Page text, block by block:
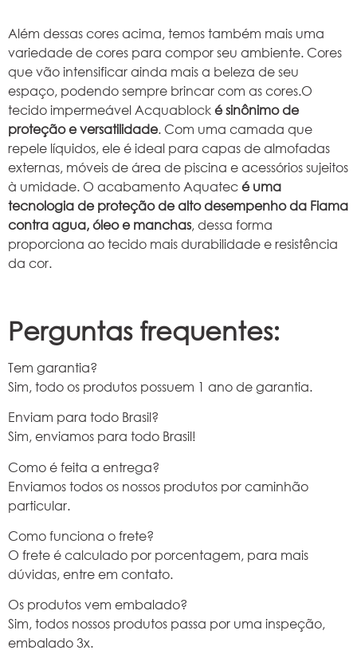
Além dessas cores acima, temos também mais uma
variedade de cores para compor seu ambiente. Cores
que vão intensificar ainda mais a beleza de seu
espaço, podendo sempre brincar com as cores.O
tecido impermeável Acquablocké sinônimo de
proteção e versatilidade. Com uma camada que
repele líquidos, ele é ideal para capas de almofadas
externas, móveis de área de piscina e acessórios sujeitos
à umidade. O acabamento Aquatecé uma
tecnologia de proteção de alto desempenho da Fiama
contra agua, óleo e manchas, dessa forma
proporciona ao tecido mais durabilidade e resistência
da cor.
Perguntas frequentes:
Tem garantia?
Sim, todo os produtos possuem 1 ano de garantia.
Enviam para todo Brasil?
Sim, enviamos para todo Brasil!
Como é feita a entrega?
Enviamos todos os nossos produtos por caminhão
particular.
Como funciona o frete?
O frete é calculado por porcentagem, para mais
dúvidas, entre em contato.
Os produtos vem embalado?
Sim, todos nossos produtos passa por uma inspeção,
embalado 3x.